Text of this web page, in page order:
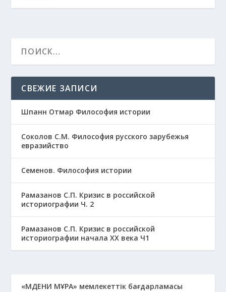
СВЕЖИЕ ЗАПИСИ
Шпанн Отмар Философия истории
Соколов С.М. Философия русского зарубежья
евразийство
Семенов. Философия истории
Рамазанов С.П. Кризис в российской
историографии Ч. 2
Рамазанов С.П. Кризис в российской
историографии начала ХХ века Ч1
«МӘДЕНИ МҰРА» мемлекеттік бағдарламасы